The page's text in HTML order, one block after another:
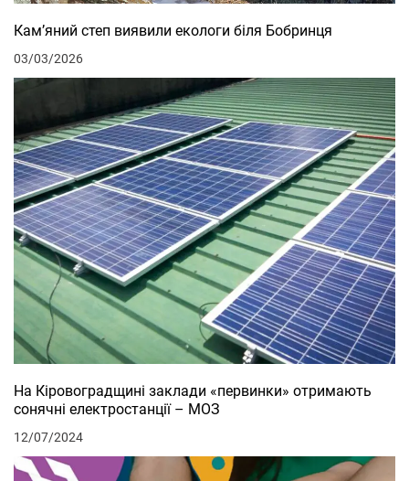
Кам’яний степ виявили екологи біля Бобринця
03/03/2026
На Кіровоградщині заклади «первинки» отримають
сонячні електростанції – МОЗ
12/07/2024